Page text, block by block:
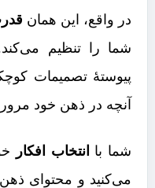
در واقع، این همان
شما را تنظیم
پیوستۀ تصمیمات
آنچه در ذهن خود
شما با انتخاب افکار
می‌کنید و محتوای